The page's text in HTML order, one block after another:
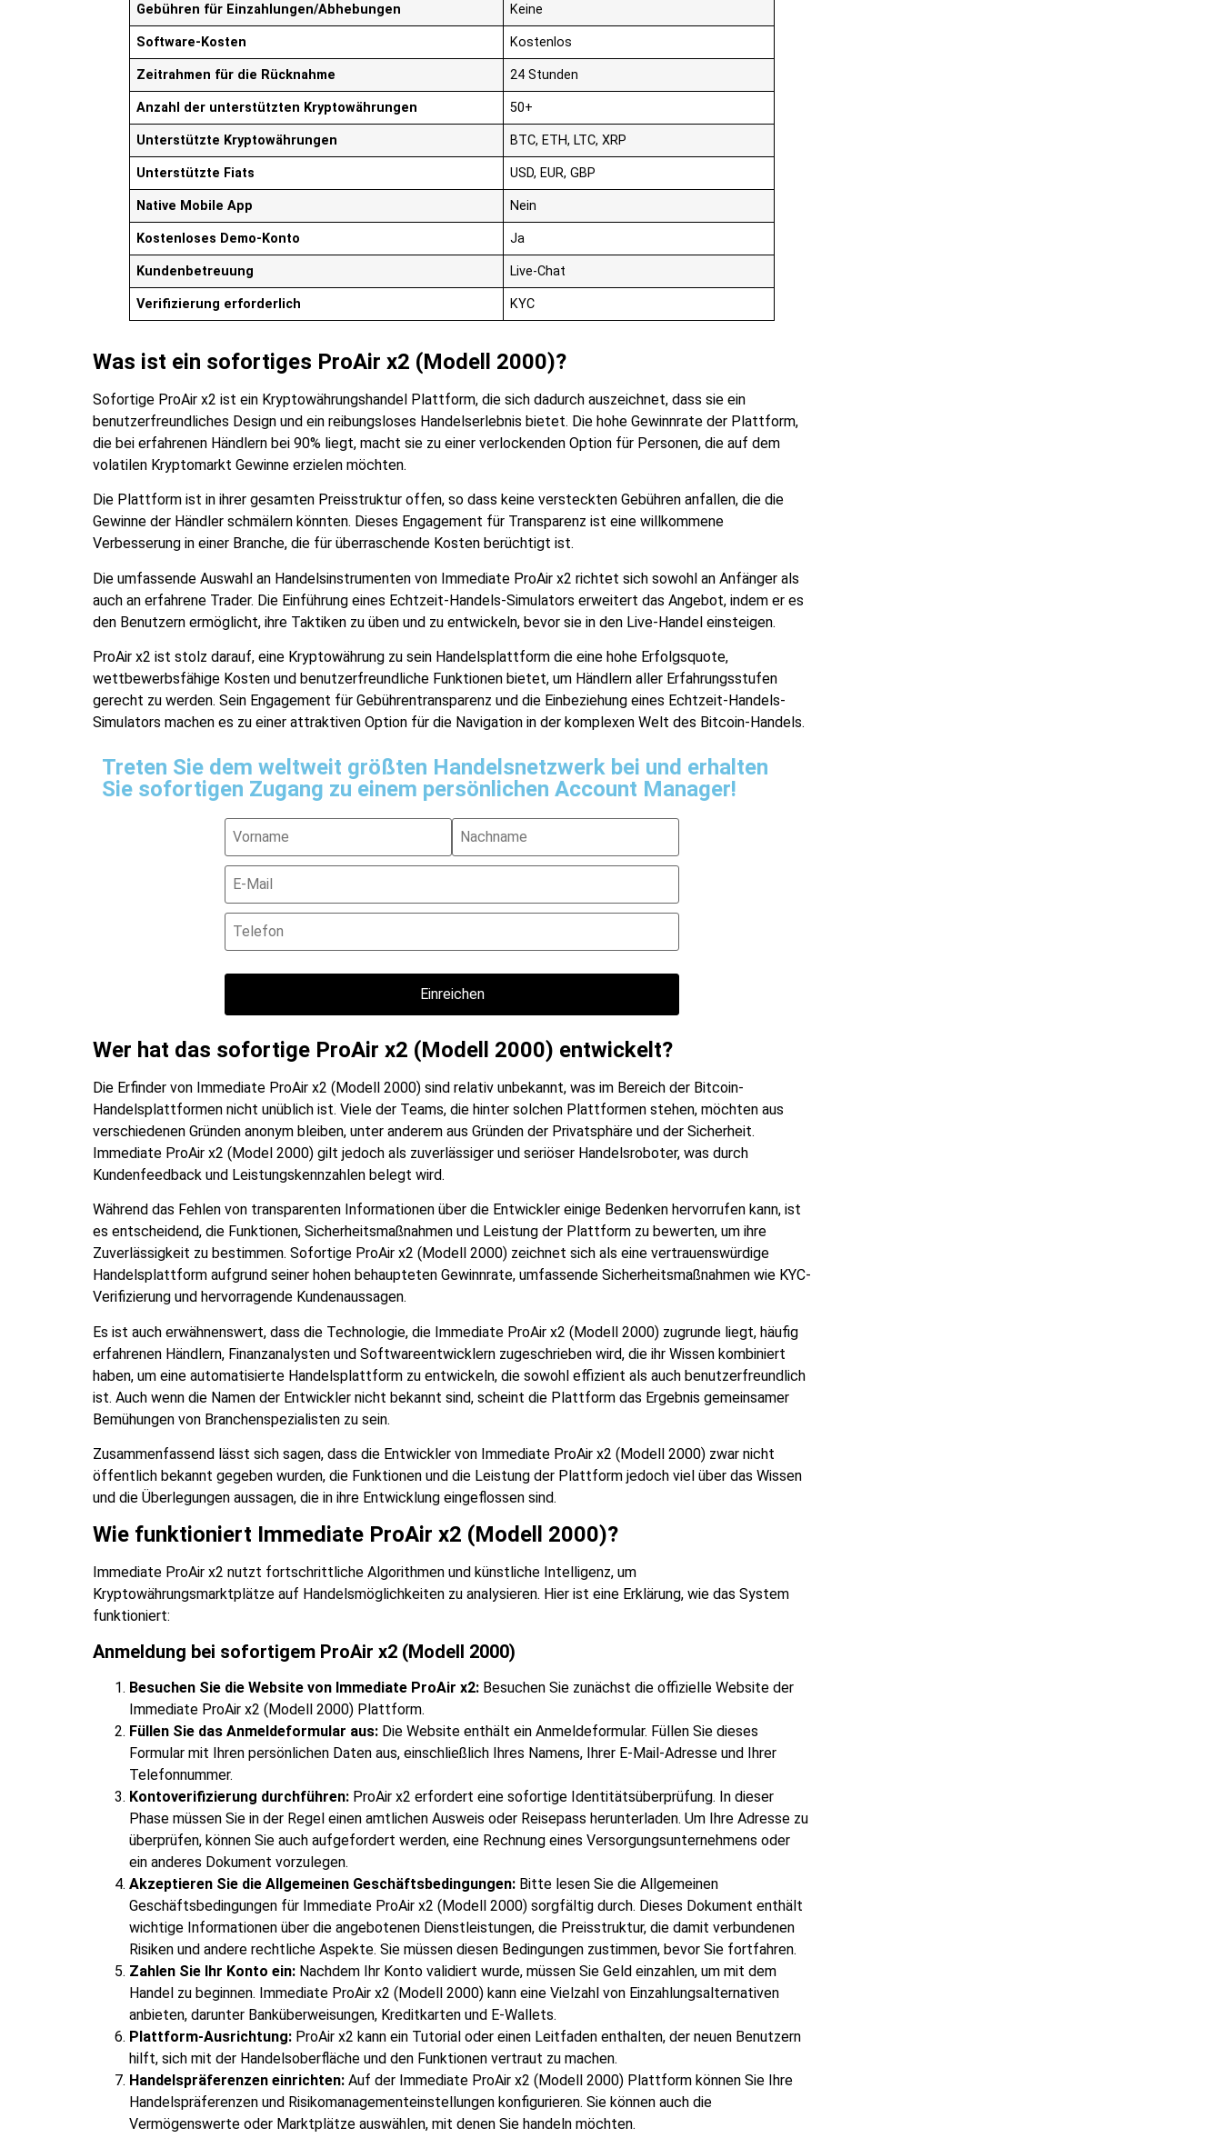
Gebühren für Einzahlungen/Abhebungen Keine
Software-Kosten Kostenlos
Zeitrahmen für die Rücknahme 24 Stunden
Anzahl der unterstützten Kryptowährungen 50+
Unterstützte Kryptowährungen BTC, ETH, LTC, XRP
Unterstützte Fiats USD, EUR, GBP
Native Mobile App Nein
Kostenloses Demo-Konto Ja
Kundenbetreuung Live-Chat
Verifizierung erforderlich KYC
Was ist ein sofortiges ProAir x2 (Modell 2000)?
Sofortige ProAir x2 ist ein Kryptowährungshandel Plattform, die sich dadurch auszeichnet, dass sie ein
benutzerfreundliches Design und ein reibungsloses Handelserlebnis bietet. Die hohe Gewinnrate der Plattform,
die bei erfahrenen Händlern bei 90% liegt, macht sie zu einer verlockenden Option für Personen, die auf dem
volatilen Kryptomarkt Gewinne erzielen möchten.
Die Plattform ist in ihrer gesamten Preisstruktur offen, so dass keine versteckten Gebühren anfallen, die die
Gewinne der Händler schmälern könnten. Dieses Engagement für Transparenz ist eine willkommene
Verbesserung in einer Branche, die für überraschende Kosten berüchtigt ist.
Die umfassende Auswahl an Handelsinstrumenten von Immediate ProAir x2 richtet sich sowohl an Anfänger als
auch an erfahrene Trader. Die Einführung eines Echtzeit-Handels-Simulators erweitert das Angebot, indem er es
den Benutzern ermöglicht, ihre Taktiken zu üben und zu entwickeln, bevor sie in den Live-Handel einsteigen.
ProAir x2 ist stolz darauf, eine Kryptowährung zu sein Handelsplattform die eine hohe Erfolgsquote,
wettbewerbsfähige Kosten und benutzerfreundliche Funktionen bietet, um Händlern aller Erfahrungsstufen
gerecht zu werden. Sein Engagement für Gebührentransparenz und die Einbeziehung eines Echtzeit-Handels-
Simulators machen es zu einer attraktiven Option für die Navigation in der komplexen Welt des Bitcoin-Handels.
Treten Sie dem weltweit größten Handelsnetzwerk bei und erhalten
Sie sofortigen Zugang zu einem persönlichen Account Manager!
Einreichen
Wer hat das sofortige ProAir x2 (Modell 2000) entwickelt?
Die Erfinder von Immediate ProAir x2 (Modell 2000) sind relativ unbekannt, was im Bereich der Bitcoin-
Handelsplattformen nicht unüblich ist. Viele der Teams, die hinter solchen Plattformen stehen, möchten aus
verschiedenen Gründen anonym bleiben, unter anderem aus Gründen der Privatsphäre und der Sicherheit.
Immediate ProAir x2 (Model 2000) gilt jedoch als zuverlässiger und seriöser Handelsroboter, was durch
Kundenfeedback und Leistungskennzahlen belegt wird.
Während das Fehlen von transparenten Informationen über die Entwickler einige Bedenken hervorrufen kann, ist
es entscheidend, die Funktionen, Sicherheitsmaßnahmen und Leistung der Plattform zu bewerten, um ihre
Zuverlässigkeit zu bestimmen. Sofortige ProAir x2 (Modell 2000) zeichnet sich als eine vertrauenswürdige
Handelsplattform aufgrund seiner hohen behaupteten Gewinnrate, umfassende Sicherheitsmaßnahmen wie KYC-
Verifizierung und hervorragende Kundenaussagen.
Es ist auch erwähnenswert, dass die Technologie, die Immediate ProAir x2 (Modell 2000) zugrunde liegt, häufig
erfahrenen Händlern, Finanzanalysten und Softwareentwicklern zugeschrieben wird, die ihr Wissen kombiniert
haben, um eine automatisierte Handelsplattform zu entwickeln, die sowohl effizient als auch benutzerfreundlich
ist. Auch wenn die Namen der Entwickler nicht bekannt sind, scheint die Plattform das Ergebnis gemeinsamer
Bemühungen von Branchenspezialisten zu sein.
Zusammenfassend lässt sich sagen, dass die Entwickler von Immediate ProAir x2 (Modell 2000) zwar nicht
öffentlich bekannt gegeben wurden, die Funktionen und die Leistung der Plattform jedoch viel über das Wissen
und die Überlegungen aussagen, die in ihre Entwicklung eingeflossen sind.
Wie funktioniert Immediate ProAir x2 (Modell 2000)?
Immediate ProAir x2 nutzt fortschrittliche Algorithmen und künstliche Intelligenz, um
Kryptowährungsmarktplätze auf Handelsmöglichkeiten zu analysieren. Hier ist eine Erklärung, wie das System
funktioniert:
Anmeldung bei sofortigem ProAir x2 (Modell 2000)
Besuchen Sie die Website von Immediate ProAir x2: Besuchen Sie zunächst die offizielle Website der
Immediate ProAir x2 (Modell 2000) Plattform.
Füllen Sie das Anmeldeformular aus: Die Website enthält ein Anmeldeformular. Füllen Sie dieses
Formular mit Ihren persönlichen Daten aus, einschließlich Ihres Namens, Ihrer E-Mail-Adresse und Ihrer
Telefonnummer.
Kontoverifizierung durchführen: ProAir x2 erfordert eine sofortige Identitätsüberprüfung. In dieser
Phase müssen Sie in der Regel einen amtlichen Ausweis oder Reisepass herunterladen. Um Ihre Adresse zu
überprüfen, können Sie auch aufgefordert werden, eine Rechnung eines Versorgungsunternehmens oder
ein anderes Dokument vorzulegen.
Akzeptieren Sie die Allgemeinen Geschäftsbedingungen: Bitte lesen Sie die Allgemeinen
Geschäftsbedingungen für Immediate ProAir x2 (Modell 2000) sorgfältig durch. Dieses Dokument enthält
wichtige Informationen über die angebotenen Dienstleistungen, die Preisstruktur, die damit verbundenen
Risiken und andere rechtliche Aspekte. Sie müssen diesen Bedingungen zustimmen, bevor Sie fortfahren.
Zahlen Sie Ihr Konto ein: Nachdem Ihr Konto validiert wurde, müssen Sie Geld einzahlen, um mit dem
Handel zu beginnen. Immediate ProAir x2 (Modell 2000) kann eine Vielzahl von Einzahlungsalternativen
anbieten, darunter Banküberweisungen, Kreditkarten und E-Wallets.
Plattform-Ausrichtung: ProAir x2 kann ein Tutorial oder einen Leitfaden enthalten, der neuen Benutzern
hilft, sich mit der Handelsoberfläche und den Funktionen vertraut zu machen.
Handelspräferenzen einrichten: Auf der Immediate ProAir x2 (Modell 2000) Plattform können Sie Ihre
Handelspräferenzen und Risikomanagementeinstellungen konfigurieren. Sie können auch die
Vermögenswerte oder Marktplätze auswählen, mit denen Sie handeln möchten.